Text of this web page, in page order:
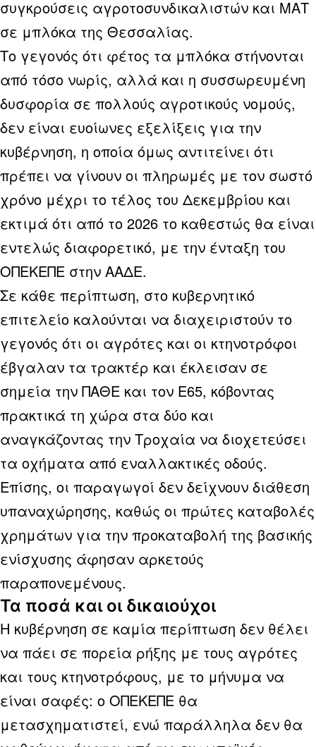
συγκρούσεις αγροτοσυνδικαλιστών και ΜΑΤ
σε μπλόκα της Θεσσαλίας.
Το γεγονός ότι φέτος τα μπλόκα στήνονται
από τόσο νωρίς, αλλά και η συσσωρευμένη
δυσφορία σε πολλούς αγροτικούς νομούς,
δεν είναι ευοίωνες εξελίξεις για την
κυβέρνηση, η οποία όμως αντιτείνει ότι
πρέπει να γίνουν οι πληρωμές με τον σωστό
χρόνο μέχρι το τέλος του Δεκεμβρίου και
εκτιμά ότι από το 2026 το καθεστώς θα είναι
εντελώς διαφορετικό, με την ένταξη του
ΟΠΕΚΕΠΕ στην ΑΑΔΕ.
Σε κάθε περίπτωση, στο κυβερνητικό
επιτελείο καλούνται να διαχειριστούν το
γεγονός ότι οι αγρότες και οι κτηνοτρόφοι
έβγαλαν τα τρακτέρ και έκλεισαν σε
σημεία την ΠΑΘΕ και τον Ε65, κόβοντας
πρακτικά τη χώρα στα δύο και
αναγκάζοντας την Τροχαία να διοχετεύσει
τα οχήματα από εναλλακτικές οδούς.
Επίσης, οι παραγωγοί δεν δείχνουν διάθεση
υπαναχώρησης, καθώς οι πρώτες καταβολές
χρημάτων για την προκαταβολή της βασικής
ενίσχυσης άφησαν αρκετούς
παραπονεμένους.
Τα ποσά και οι δικαιούχοι
Η κυβέρνηση σε καμία περίπτωση δεν θέλει
να πάει σε πορεία ρήξης με τους αγρότες
και τους κτηνοτρόφους, με το μήνυμα να
είναι σαφές: ο ΟΠΕΚΕΠΕ θα
μετασχηματιστεί, ενώ παράλληλα δεν θα